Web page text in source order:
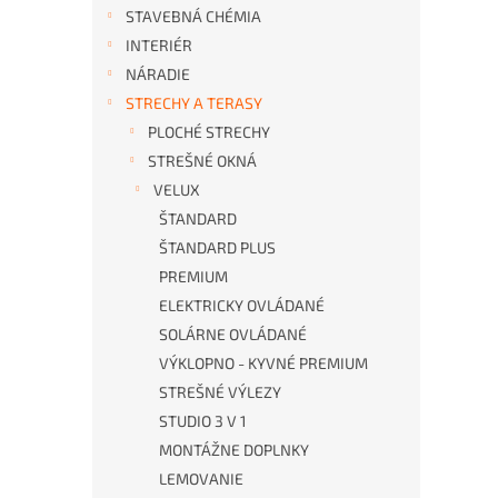
STAVEBNÁ CHÉMIA
INTERIÉR
NÁRADIE
STRECHY A TERASY
PLOCHÉ STRECHY
STREŠNÉ OKNÁ
VELUX
ŠTANDARD
ŠTANDARD PLUS
PREMIUM
ELEKTRICKY OVLÁDANÉ
SOLÁRNE OVLÁDANÉ
VÝKLOPNO - KYVNÉ PREMIUM
STREŠNÉ VÝLEZY
STUDIO 3 V 1
MONTÁŽNE DOPLNKY
LEMOVANIE